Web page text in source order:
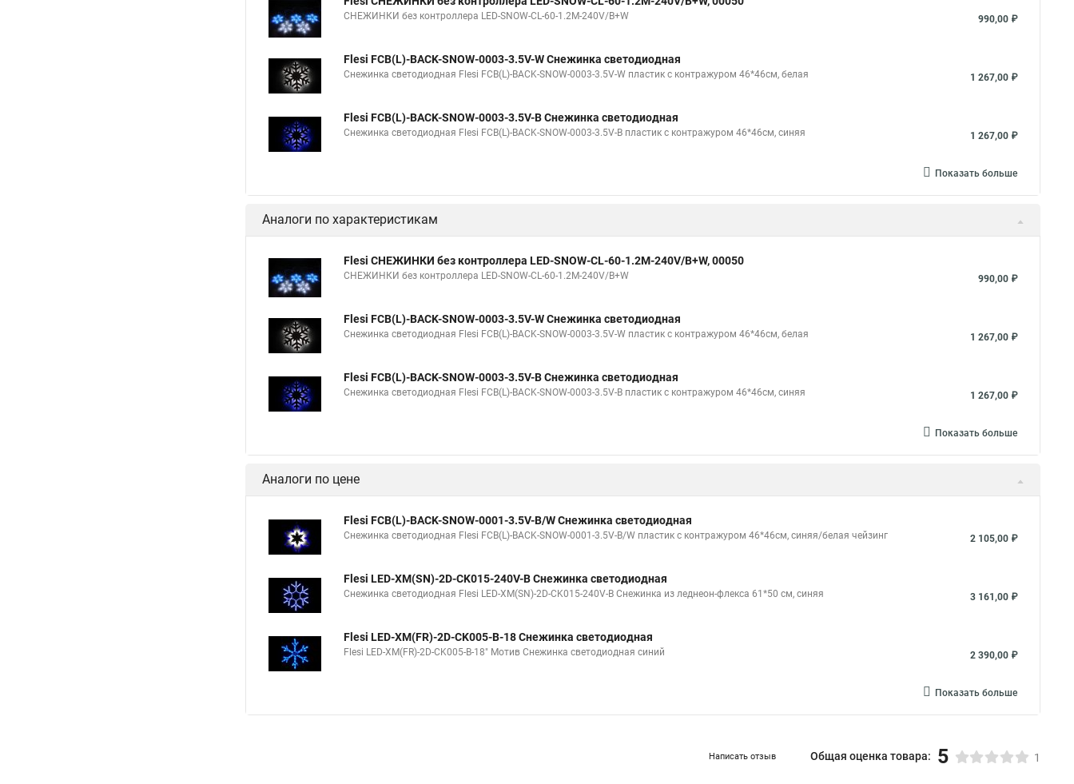
СНЕЖИНКИ без контроллера LED-SNOW-CL-60-1.2M-240V/B+W 990,00 ₽
Flesi FCB(L)-BACK-SNOW-0003-3.5V-W Снежинка светодиодная
Снежинка светодиодная Flesi FCB(L)-BACK-SNOW-0003-3.5V-W пластик с контражуром 46*46см, белая 1 267,00 ₽
Flesi FCB(L)-BACK-SNOW-0003-3.5V-B Снежинка светодиодная
Снежинка светодиодная Flesi FCB(L)-BACK-SNOW-0003-3.5V-B пластик с контражуром 46*46см, синяя 1 267,00 ₽
Показать больше
Аналоги по характеристикам
Flesi СНЕЖИНКИ без контроллера LED-SNOW-CL-60-1.2M-240V/B+W, 00050
СНЕЖИНКИ без контроллера LED-SNOW-CL-60-1.2M-240V/B+W 990,00 ₽
Flesi FCB(L)-BACK-SNOW-0003-3.5V-W Снежинка светодиодная
Снежинка светодиодная Flesi FCB(L)-BACK-SNOW-0003-3.5V-W пластик с контражуром 46*46см, белая 1 267,00 ₽
Flesi FCB(L)-BACK-SNOW-0003-3.5V-B Снежинка светодиодная
Снежинка светодиодная Flesi FCB(L)-BACK-SNOW-0003-3.5V-B пластик с контражуром 46*46см, синяя 1 267,00 ₽
Показать больше
Аналоги по цене
Flesi FCB(L)-BACK-SNOW-0001-3.5V-B/W Снежинка светодиодная
Снежинка светодиодная Flesi FCB(L)-BACK-SNOW-0001-3.5V-B/W пластик с контражуром 46*46см, синяя/белая чейзинг 2 105,00 ₽
Flesi LED-XM(SN)-2D-CK015-240V-B Снежинка светодиодная
Снежинка светодиодная Flesi LED-XM(SN)-2D-CK015-240V-B Снежинка из леднеон-флекса 61*50 см, синяя 3 161,00 ₽
Flesi LED-XM(FR)-2D-CK005-B-18 Снежинка светодиодная
Flesi LED-XM(FR)-2D-CK005-B-18" Мотив Снежинка светодиодная синий 2 390,00 ₽
Показать больше
Написать отзыв Общая оценка товара: 5 1